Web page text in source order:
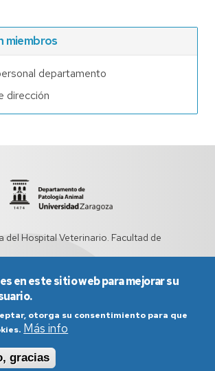
miembros
departamento
dirección
del Hospital Veterinario. Facultad de
Condiciones generales de uso
en este sitio web para mejorar su
otorga su consentimiento para que
Más info
gracias